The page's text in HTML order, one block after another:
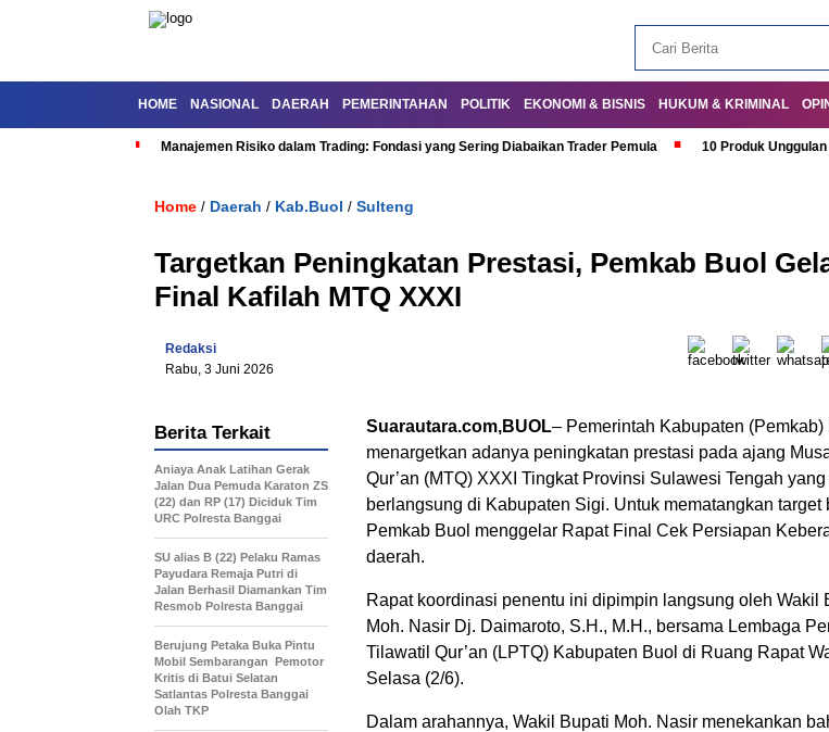
HOME NASIONAL DAERAH PEMERINTAHAN POLITIK EKONOMI & BISNIS HUKUM & KRIMINAL
Manajemen Risiko dalam Trading: Fondasi yang Sering Diabaikan Trader Pemula 10 Produk
Home / Daerah / Kab.Buol / Sulteng
Targetkan Peningkatan Prestasi, Pemkab Buol
Final Kafilah MTQ XXXI
Redaksi
Rabu, 3 Juni 2026
Suarautara.com,BUOL– Pemerintah Kabupaten (Pemkab)
menargetkan adanya peningkatan prestasi pada ajang
Qur’an (MTQ) XXXI Tingkat Provinsi Sulawesi Tengah yang
berlangsung di Kabupaten Sigi. Untuk mematangkan target
Pemkab Buol menggelar Rapat Final Cek Persiapan
daerah.
Rapat koordinasi penentu ini dipimpin langsung oleh Wakil
Moh. Nasir Dj. Daimaroto, S.H., M.H., bersama Lembaga
Tilawatil Qur’an (LPTQ) Kabupaten Buol di Ruang Rapat
Selasa (2/6).
Dalam arahannya, Wakil Bupati Moh. Nasir menekankan
Berita Terkait
Aniaya Anak Latihan Gerak
Jalan Dua Pemuda Karaton ZS
(22) dan RP (17) Diciduk Tim
URC Polresta Banggai
SU alias B (22) Pelaku Ramas
Payudara Remaja Putri di
Jalan Berhasil Diamankan Tim
Resmob Polresta Banggai
Berujung Petaka Buka Pintu
Mobil Sembarangan Pemotor
Kritis di Batui Selatan
Satlantas Polresta Banggai
Olah TKP